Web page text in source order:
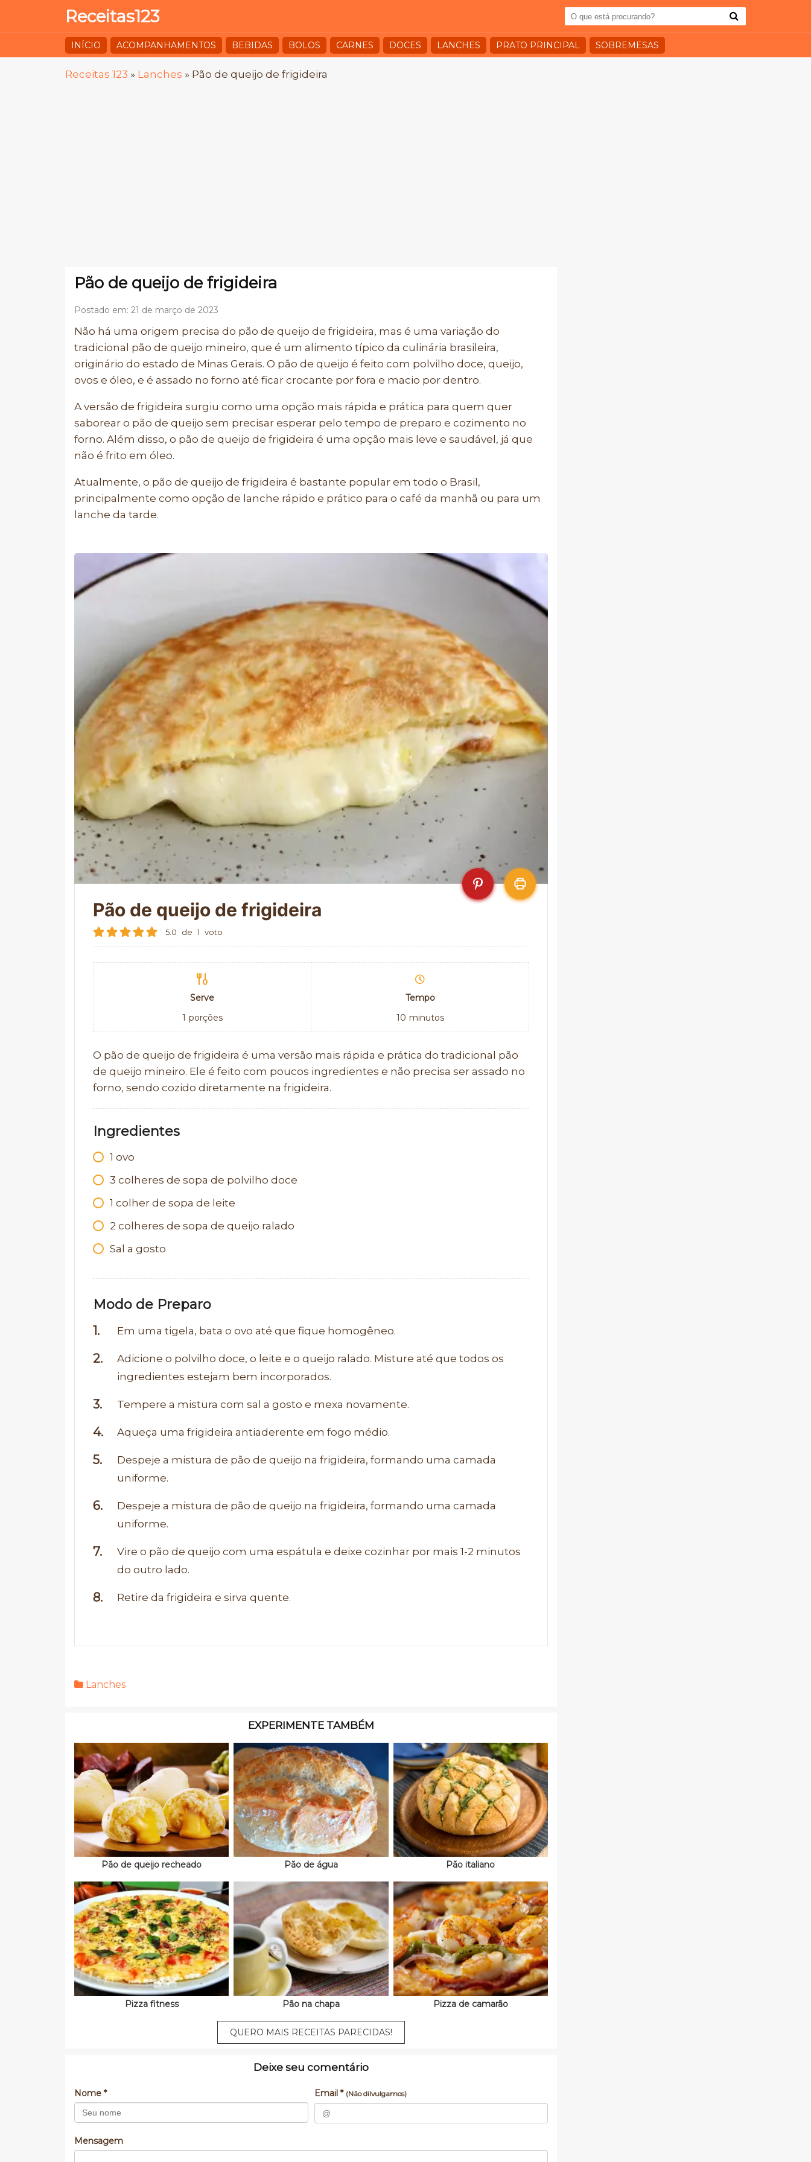
Receitas123
INÍCIO ACOMPANHAMENTOS BEBIDAS BOLOS CARNES DOCES LANCHES PRATO PRINCIPAL SOBREMESAS
Receitas 123 » Lanches » Pão de queijo de frigideira
Pão de queijo de frigideira
Postado em: 21 de março de 2023
Não há uma origem precisa do pão de queijo de frigideira, mas é uma variação do
tradicional pão de queijo mineiro, que é um alimento típico da culinária brasileira,
originário do estado de Minas Gerais. O pão de queijo é feito com polvilho doce, queijo,
ovos e óleo, e é assado no forno até ficar crocante por fora e macio por dentro.
A versão de frigideira surgiu como uma opção mais rápida e prática para quem quer
saborear o pão de queijo sem precisar esperar pelo tempo de preparo e cozimento no
forno. Além disso, o pão de queijo de frigideira é uma opção mais leve e saudável, já que
não é frito em óleo.
Atualmente, o pão de queijo de frigideira é bastante popular em todo o Brasil,
principalmente como opção de lanche rápido e prático para o café da manhã ou para um
lanche da tarde.
Pão de queijo de frigideira
5.0 de 1 voto
Serve
1 porções
Tempo
10 minutos
O pão de queijo de frigideira é uma versão mais rápida e prática do tradicional pão
de queijo mineiro. Ele é feito com poucos ingredientes e não precisa ser assado no
forno, sendo cozido diretamente na frigideira.
Ingredientes
1 ovo
3 colheres de sopa de polvilho doce
1 colher de sopa de leite
2 colheres de sopa de queijo ralado
Sal a gosto
Modo de Preparo
Em uma tigela, bata o ovo até que fique homogêneo.
Adicione o polvilho doce, o leite e o queijo ralado. Misture até que todos os
ingredientes estejam bem incorporados.
Tempere a mistura com sal a gosto e mexa novamente.
Aqueça uma frigideira antiaderente em fogo médio.
Despeje a mistura de pão de queijo na frigideira, formando uma camada
uniforme.
Despeje a mistura de pão de queijo na frigideira, formando uma camada
uniforme.
Vire o pão de queijo com uma espátula e deixe cozinhar por mais 1-2 minutos
do outro lado.
Retire da frigideira e sirva quente.
Lanches
EXPERIMENTE TAMBÉM
Pão de queijo recheado Pão de água Pão italiano
Pizza fitness Pão na chapa Pizza de camarão
QUERO MAIS RECEITAS PARECIDAS!
Deixe seu comentário
Nome * Email * (Não dilvulgamos)
Mensagem